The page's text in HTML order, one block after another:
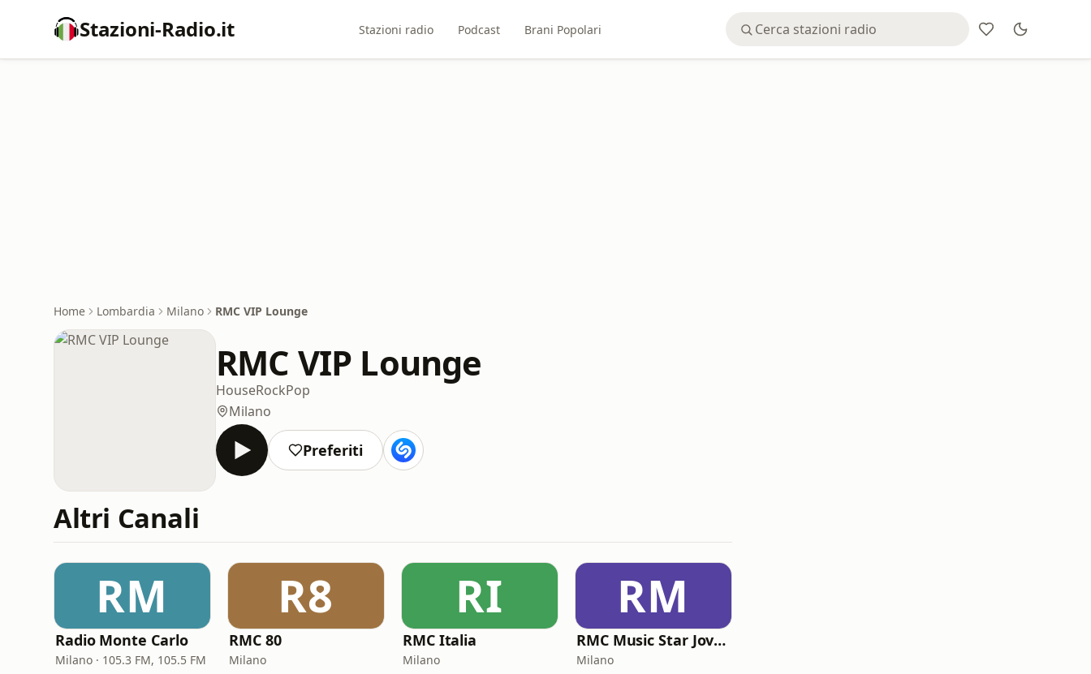
Stazioni-Radio.it Stazioni radio Podcast Brani Popolari
Home Lombardia Milano RMC VIP Lounge
RMC VIP Lounge
HouseRockPop
Milano
Preferiti
Altri Canali
RM
Radio Monte Carlo
Milano · 105.3 FM, 105.5 FM
R8
RMC 80
Milano
RI
RMC Italia
Milano
RM
RMC Music Star Jovanotti
Milano